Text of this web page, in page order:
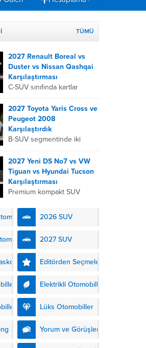
TÜMÜ
2027 Renault Boreal vs
Duster vs Nissan Qashqai
Karşılaştırması
C-SUV sınıfında kartlar
yeniden dağıtıldı. 2027
Renault Boreal, Renault
Duster ve Nissan Qashqai;
her biri farklı bir sürüş
deneyimi, motor...
2027 Toyota Yaris Cross ve
Peugeot 2008
Karşılaştırdık
B-SUV segmentinde iki
önemli oyuncu olan 2027
Toyota Yaris
Cross ve Peugeot 2008,
farklı mühendislik
felsefeleriyle kullanıcıların
hibrit teknolojisindeki
uzmanlığını...
2027 Yeni DS No7 vs VW
Tiguan vs Hyundai Tucson
Karşılaştırması
Premium kompakt SUV
isteyen 2027 DS No7,
kendinden şarjlı hibrit
teknolojisiyle buluşturuyor.
DS Automobiles’in yeni...
2026 SUV
2027 SUV
Editörden Seçmeler
Elektrikli Otomobiller
Lüks Otomobiller
Yorum ve Görüşler